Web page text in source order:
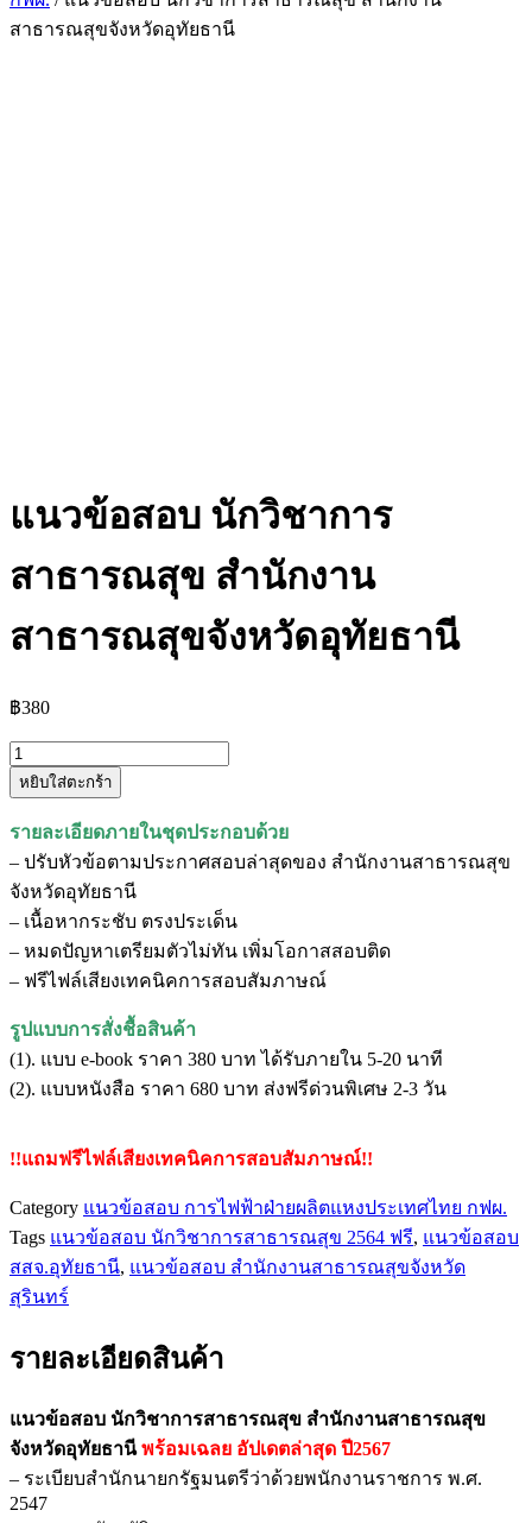
สาธารณสุขจังหวัดอุทัยธานี
แนวข้อสอบ นักวิชาการ
สาธารณสุข สำนักงาน
สาธารณสุขจังหวัดอุทัยธานี
฿380
จำนวน
แนว
นัก
วิชาการ
สาธารณสุข
สำนักงาน
สาธารณสุข
จังหวัด
อุทัยธานี
ชิ้น
หยิบใส่ตะกร้า
รายละเอียดภายในชุดประกอบด้วย
– ปรับหัวข้อตามประกาศสอบล่าสุดของ สำนักงานสาธารณสุข
จังหวัดอุทัยธานี
– เนื้อหากระชับ ตรงประเด็น
– หมดปัญหาเตรียมตัวไม่ทัน เพิ่มโอกาสสอบติด
– ฟรีไฟล์เสียงเทคนิคการสอบสัมภาษณ์
รูปแบบการสั่งชื้อสินค้า
(1). แบบ e-book ราคา 380 บาท ได้รับภายใน 5-20 นาที
(2). แบบหนังสือ ราคา 680 บาท ส่งฟรีด่วนพิเศษ 2-3 วัน
!!แถมฟรีไฟล์เสียงเทคนิคการสอบสัมภาษณ์!!
Category แนวข้อสอบ การไฟฟ้าฝ่ายผลิตแหงประเทศไทย กฟผ.
Tags แนวข้อสอบ นักวิชาการสาธารณสุข 2564 ฟรี, แนวข้อสอบ
สสจ.อุทัยธานี, แนวข้อสอบ สำนักงานสาธารณสุขจังหวัด
สุรินทร์
รายละเอียดสินค้า
แนวข้อสอบ นักวิชาการสาธารณสุข สำนักงานสาธารณสุข
จังหวัดอุทัยธานีพร้อมเฉลย อัปเดตล่าสุด ปี2567
– ระเบียบสำนักนายกรัฐมนตรีว่าด้วยพนักงานราชการ พ.ศ.
2547